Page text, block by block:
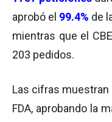
aprobó el 99.4% de
mientras que el
203 pedidos.
Las cifras muestran
FDA, aprobando la